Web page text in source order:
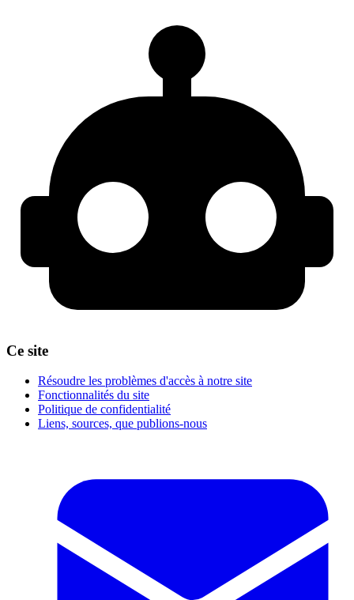
Ce site
Résoudre les problèmes d'accès à notre site
Fonctionnalités du site
Politique de confidentialité
Liens, sources, que publions-nous